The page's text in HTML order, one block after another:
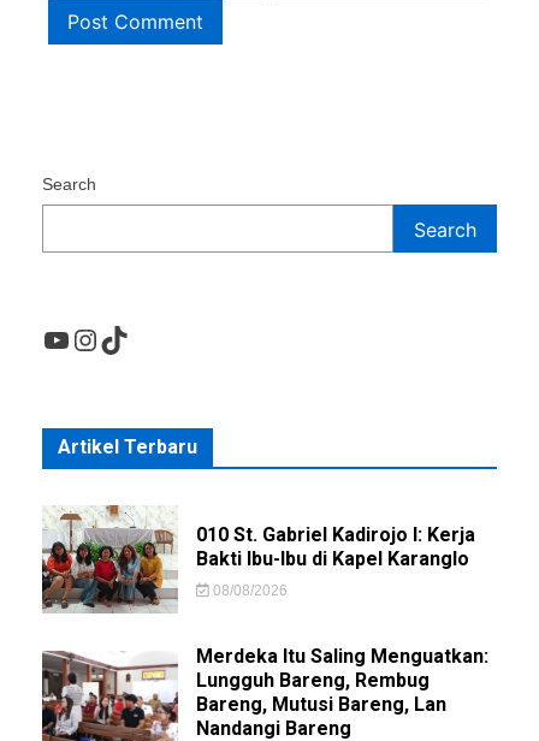
Search
Search
YouTube
Instagram
TikTok
Artikel Terbaru
010 St. Gabriel Kadirojo I: Kerja
Bakti Ibu-Ibu di Kapel Karanglo
08/08/2026
Merdeka Itu Saling Menguatkan:
Lungguh Bareng, Rembug
Bareng, Mutusi Bareng, Lan
Nandangi Bareng